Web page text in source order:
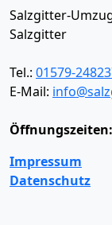
Salzgitter-
Salzgitter
Tel.: 01579-
E-Mail:
Öffnungszeiten:
Impressum
Datenschutz